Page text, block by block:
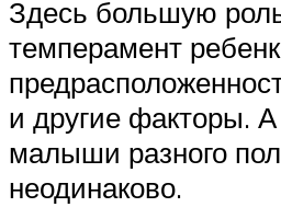
Здесь большую
темперамент
и другие факторы.
малыши разного
неодинаково.